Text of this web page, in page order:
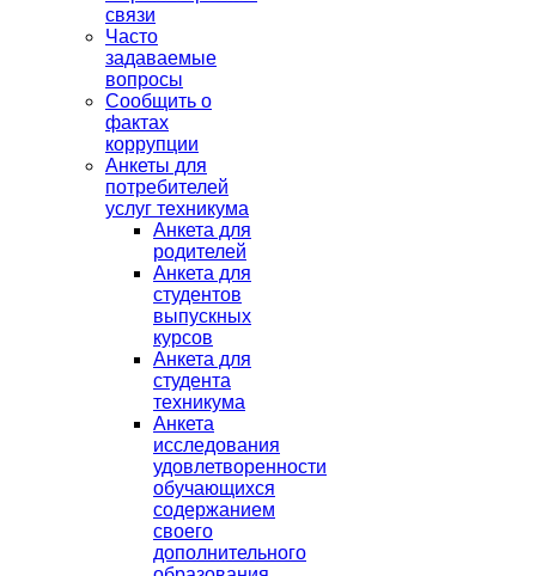
связи
Часто
задаваемые
вопросы
Сообщить о
фактах
коррупции
Анкеты для
потребителей
услуг техникума
Анкета для
родителей
Анкета для
студентов
выпускных
курсов
Анкета для
студента
техникума
Анкета
исследования
удовлетворенности
обучающихся
содержанием
своего
дополнительного